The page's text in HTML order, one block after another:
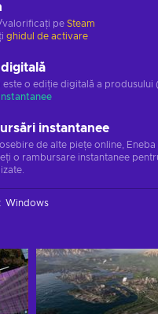
valorificați pe Steam
ghidul de activare
digitală
este o ediție digitală a produsului
instantanee
de alte piețe online,
o rambursare instantanee
: Windows